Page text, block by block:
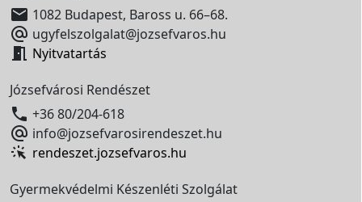
 1082 Budapest, Baross u. 66–68.
 ugyfelszolgalat@jozsefvaros.hu
 Nyitvatartás
Józsefvárosi Rendészet
 +36 80/204-618
 info@jozsefvarosirendeszet.hu
rendeszet.jozsefvaros.hu
Gyermekvédelmi Készenléti Szolgálat